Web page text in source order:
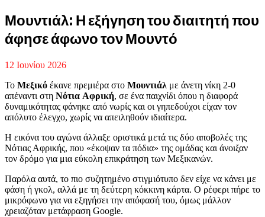
Μουντιάλ: Η εξήγηση του διαιτητή που
άφησε άφωνο τον Μουντό
12 Ιουνίου 2026
Το Μεξικό έκανε πρεμιέρα στο Μουντιάλ με άνετη νίκη 2-0
απέναντι στη Νότια Αφρική, σε ένα παιχνίδι όπου η διαφορά
δυναμικότητας φάνηκε από νωρίς και οι γηπεδούχοι είχαν τον
απόλυτο έλεγχο, χωρίς να απειληθούν ιδιαίτερα.
Η εικόνα του αγώνα άλλαξε οριστικά μετά τις δύο αποβολές της
Νότιας Αφρικής, που «έκοψαν τα πόδια» της ομάδας και άνοιξαν
τον δρόμο για μια εύκολη επικράτηση των Μεξικανών.
Παρόλα αυτά, το πιο συζητημένο στιγμιότυπο δεν είχε να κάνει με
φάση ή γκολ, αλλά με τη δεύτερη κόκκινη κάρτα. Ο ρέφερι πήρε το
μικρόφωνο για να εξηγήσει την απόφασή του, όμως μάλλον
χρειαζόταν μετάφραση Google.